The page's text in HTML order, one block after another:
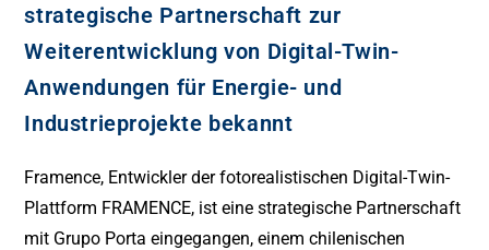
strategische Partnerschaft zur
Weiterentwicklung von Digital-Twin-
Anwendungen für Energie- und
Industrieprojekte bekannt
Framence, Entwickler der fotorealistischen Digital-Twin-
Plattform FRAMENCE, ist eine strategische Partnerschaft
mit Grupo Porta eingegangen, einem chilenischen